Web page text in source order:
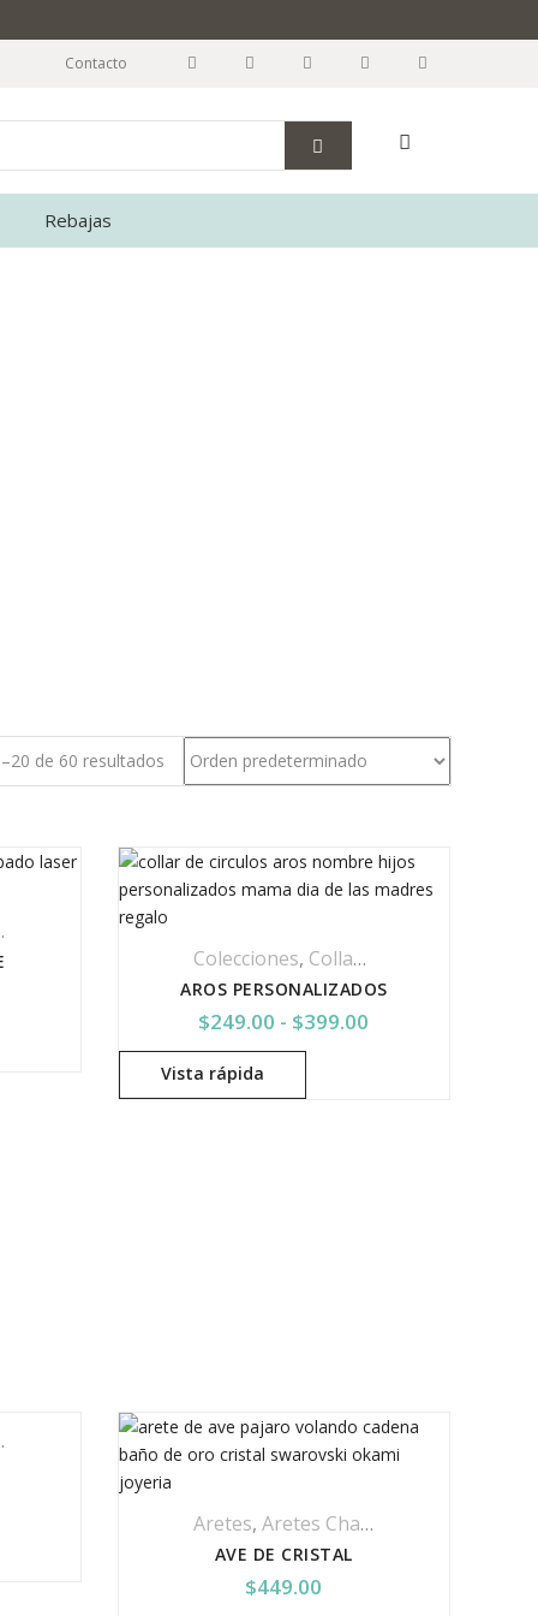
Contacto
Rebajas
de 60 resultados
Colecciones, Collar Acero Inoxidable
AROS PERSONALIZADOS
$249.00 - $399.00
Vista rápida
Aretes,Aretes Chapa De Oro
AVE DE CRISTAL
$449.00